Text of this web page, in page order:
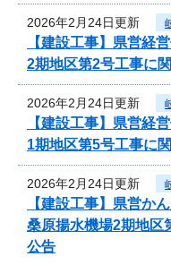
2026年2月24日更新
【建設工事】県営経
2期地区第2号工事に
2026年2月24日更新
【建設工事】県営経
1期地区第5号工事に
2026年2月24日更新
【建設工事】県営か
桑原揚水機場2期地区
公告